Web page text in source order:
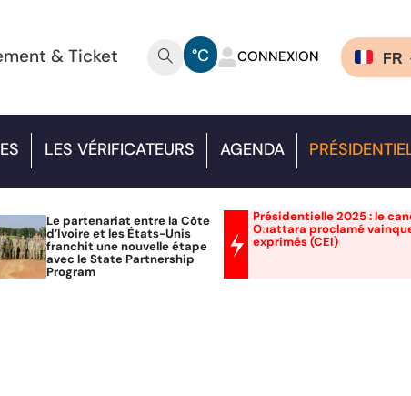
& Ticket °C CONNEXION FR
LES VÉRIFICATEURS AGENDA
Le partenariat entre la Côte
d’Ivoire et les États-Unis
franchit une nouvelle étape
avec le State Partnership
Program
Présidentielle 2025 : le
Ouattara proclamé
exprimés (CEI)